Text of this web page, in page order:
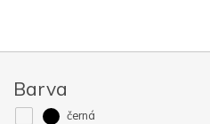
Barva
černá